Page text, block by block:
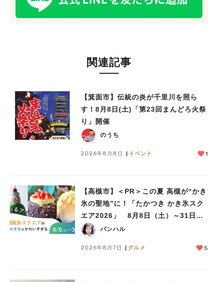
関連記事
【箕面市】伝統の炎が千里川を照ら
す！8月8日(土)「第23回まんどろ火祭
り」開催
のうち
2026年8月8日 イベント 1
【高槻市】＜PR＞この夏 高槻が“かき
氷の聖地”に！「たかつき かき氷スク
エア2026」 8月8日（土）～31日
（月）バンハル
2026年8月7日 グルメ 5